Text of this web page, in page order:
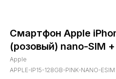
Смартфон Apple
(розовый) nano-SIM
Apple
APPLE-IP15-128GB-PINK-NANO-ESIM